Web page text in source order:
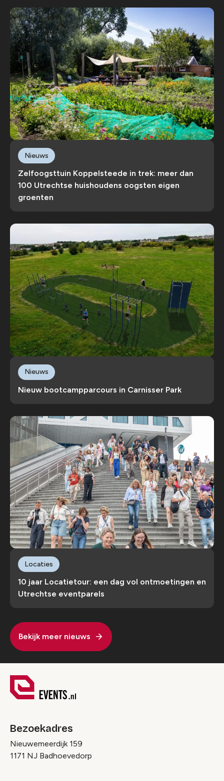
Zelfoogsttuin Koppelsteede in trek: meer dan
100 Utrechtse huishoudens oogsten eigen
groenten
Nieuws
Nieuw bootcampparcours in Carnisser Park
Nieuws
10 jaar Locatietour: een dag vol ontmoetingen en
Utrechtse eventparels
Locaties
Bekijk meer nieuws
Bezoekadres
Nieuwemeerdijk 159
1171 NJ Badhoevedorp